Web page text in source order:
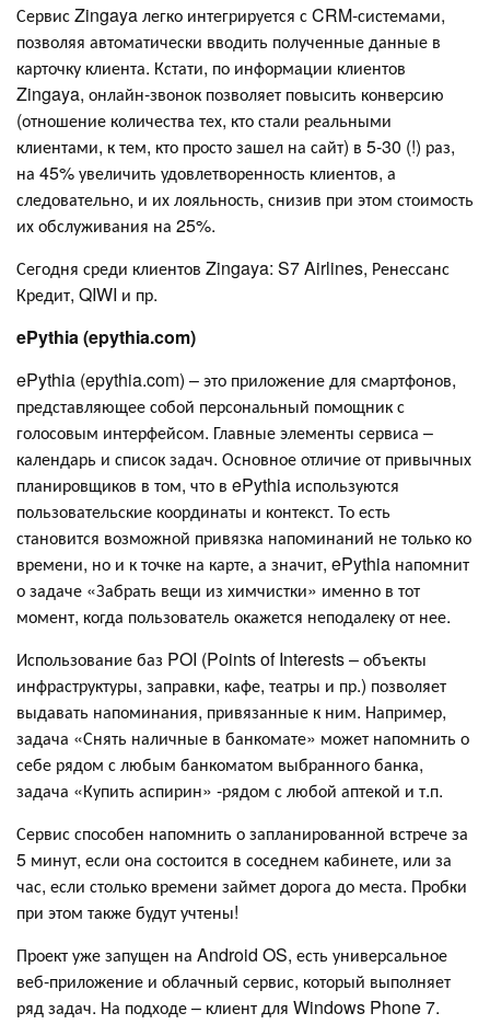
Сервис Zingaya легко интегрируется с CRM-системами,
позволяя автоматически вводить полученные данные в
карточку клиента. Кстати, по информации клиентов
Zingaya, онлайн-звонок позволяет повысить конверсию
(отношение количества тех, кто стали реальными
клиентами, к тем, кто просто зашел на сайт) в 5-30 (!) раз,
на 45% увеличить удовлетворенность клиентов, а
следовательно, и их лояльность, снизив при этом стоимость
их обслуживания на 25%.
Сегодня среди клиентов Zingaya: S7 Airlines, Ренессанс
Кредит, QIWI и пр.
ePythia (epythia.com)
ePythia (epythia.com) – это приложение для смартфонов,
представляющее собой персональный помощник с
голосовым интерфейсом. Главные элементы сервиса –
календарь и список задач. Основное отличие от привычных
планировщиков в том, что в ePythia используются
пользовательские координаты и контекст. То есть
становится возможной привязка напоминаний не только ко
времени, но и к точке на карте, а значит, ePythia напомнит
о задаче «Забрать вещи из химчистки» именно в тот
момент, когда пользователь окажется неподалеку от нее.
Использование баз POI (Points of Interests – объекты
инфраструктуры, заправки, кафе, театры и пр.) позволяет
выдавать напоминания, привязанные к ним. Например,
задача «Снять наличные в банкомате» может напомнить о
себе рядом с любым банкоматом выбранного банка,
задача «Купить аспирин» -рядом с любой аптекой и т.п.
Сервис способен напомнить о запланированной встрече за
5 минут, если она состоится в соседнем кабинете, или за
час, если столько времени займет дорога до места. Пробки
при этом также будут учтены!
Проект уже запущен на Android OS, есть универсальное
веб-приложение и облачный сервис, который выполняет
ряд задач. На подходе – клиент для Windows Phone 7.